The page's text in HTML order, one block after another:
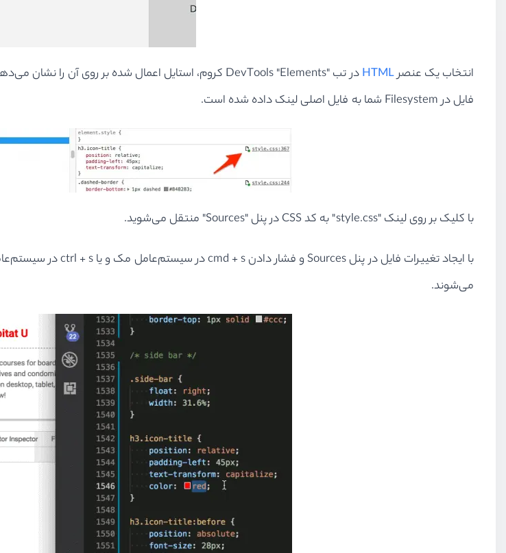
انتخاب یک عنصرHTMLدر تب "Elements
"
DevTools کروم، استایل اعمال شده بر روی آن را نشان
فایل درFilesystem شما به فایل اصلی لینک داده شده است.
با کلیک بر روی لینک "style.css" به کدCSSدر پنل "Sources" منتقل می‌شوید.
با ایجاد تغییرات فایل در پنلSourcesو فشار دادنcmd + sدر سیستم‌عامل مک و یاctrl + sدر
می‌شوند.